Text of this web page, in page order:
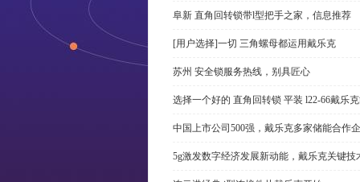
阜新 直角回转锁带l型把手之家，信息推荐
[用户选择]一切 三角螺母都运用戴乐克
苏州 安全锁服务热线，别具匠心
选择一个好的 直角回转锁 平装 l22-66戴乐
中国上市公司500强，戴乐克多家储能合作
5g激发数字经济发展新动能，戴乐克关键技